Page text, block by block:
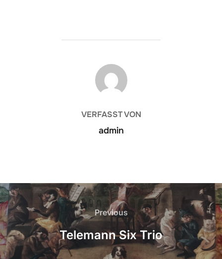
BEITRAGSAUTOR
VERFASST VON
admin
Beitrags-
Navigation
Previous
Previous
Telemann Six Trio